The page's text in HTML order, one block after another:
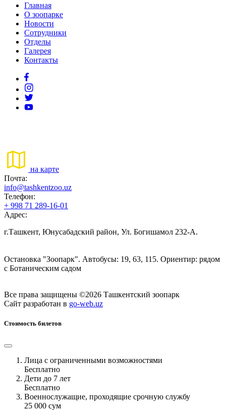
Главная
О зоопарке
Новости
Сотрудники
Отделы
Галерея
Контакты
на карте
Почта:
info@tashkentzoo.uz
Телефон:
+ 998 71 289-16-01
Адрес:
г.Ташкент, Юнусабадский район, Ул. Богишамол 232-А.
Остановка "Зоопарк". Автобусы: 19, 63, 115. Ориентир: рядом
с Ботаническим садом
Все права защищены ©2026 Ташкентский зоопарк
Сайт разработан в go-web.uz
Стоимость билетов
Лица с ограниченными возможностями
Бесплатно
Дети до 7 лет
Бесплатно
Военнослужащие, проходящие срочную службу
25 000 сум